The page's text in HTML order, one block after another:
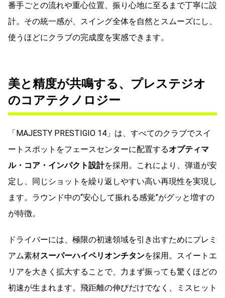
番手ごとの流れや重心位置、振り心地に至るまで丁寧に設
計。その統一感が、スイング全体を自然とスムーズにし、
使うほどにクラブの完成度を実感できます。
美と精度が共鳴する、プレステジオ
のコアテクノロジー
「MAJESTY PRESTIGIO 14」は、すべてのクラブでスイ
ートスポットをフェースセンターに配置するオプティマ
ル・コア・インパクト設計を採用。これにより、弾道が安
定し、同じショットを繰り返しやすい高い再現性を実現し
ます。ラウンド中の“安心して振れる感覚”がグッと増すの
が特徴。
ドライバーには、極限の初速領域を引き出すためにプレミ
アム素材スーパーハイペリオンチタンを採用。スイートエ
リアを大きく拡大することで、力まず振っても驚くほどの
初速が生まれます。飛距離の伸びだけでなく、ミスヒット